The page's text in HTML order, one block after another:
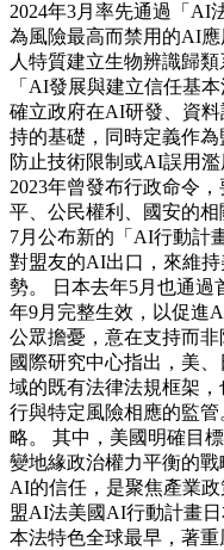
2024年3月率先通過「AI
為風險最高而禁用的AI
人特質建立生物辨識歸
「AI發展與建立信任基
確立政府在AI研發、資
持的基礎，同時定義作
防止技術限制或AI誤用
2023年曾發布行政命令
平、公民權利、國安的
7月公布新的「AI行動計
對盟友的AI出口，來維
勢。 日本去年5月也通過
年9月完整生效，以促進
公眾擔憂，意在支持而
國際研究中心指出，美
域的既有法律法規框架
行與特定風險相應的監
略。 其中，美國明確目
變地緣政治權力平衡的
AI的信任，是聚焦產業
盟AI法美國AI行動計畫
本法特色全球最早，著